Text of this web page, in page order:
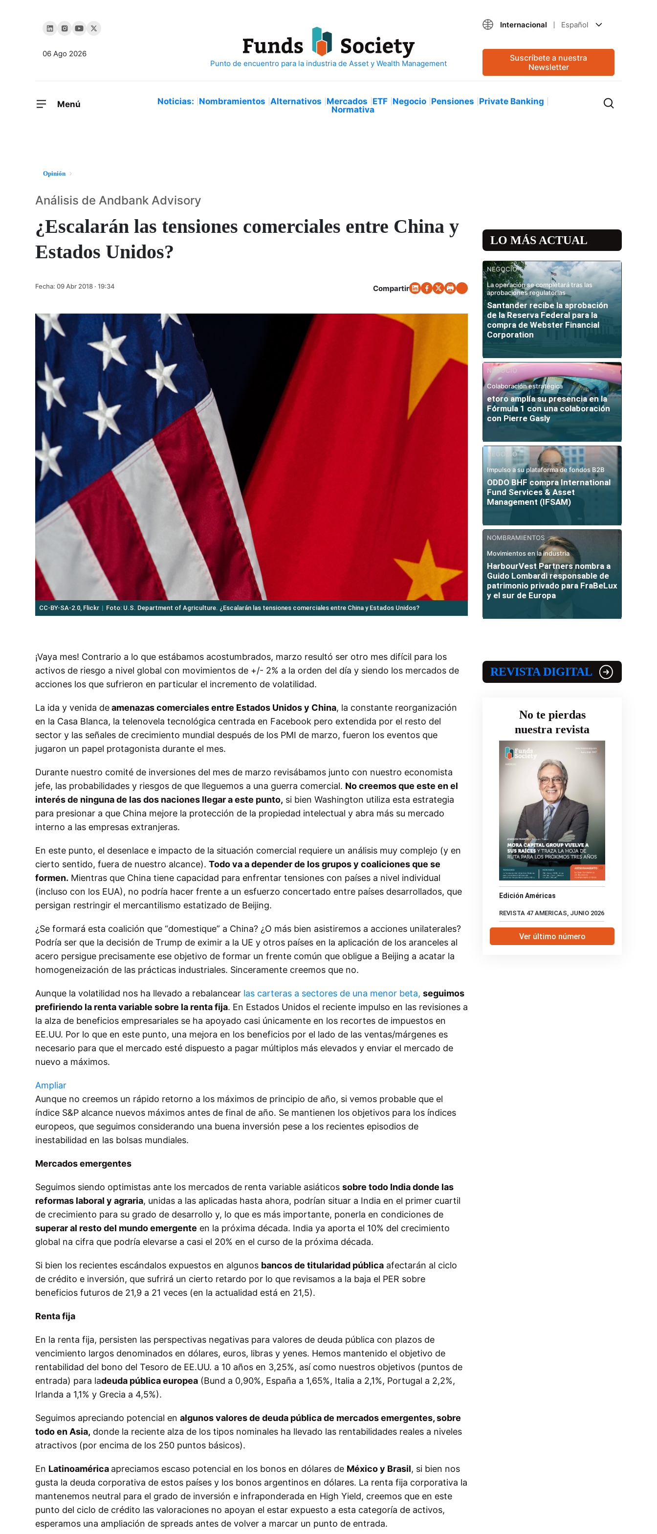
06 Ago 2026
Internacional Español
Suscríbete a nuestra
Newsletter
Menú Noticias: Nombramientos Alternativos Mercados ETF Negocio Pensiones Private Banking
Normativa
Opinión
¿Escalarán las tensiones comerciales entre China y
Estados Unidos?
Análisis de Andbank Advisory
Fecha: 09 Abr 2018 · 19:34 Compartir
CC-BY-SA-2.0, Flickr Foto: U.S. Department of Agriculture. ¿Escalarán las tensiones comerciales entre China y Estados Unidos?
¡Vaya mes! Contrario a lo que estábamos acostumbrados, marzo resultó ser otro mes difícil para los
activos de riesgo a nivel global con movimientos de +/- 2% a la orden del día y siendo los mercados de
acciones los que sufrieron en particular el incremento de volatilidad.
La ida y venida deamenazas comerciales entre Estados Unidos y China, la constante reorganización
en la Casa Blanca, la telenovela tecnológica centrada en Facebook pero extendida por el resto del
sector y las señales de crecimiento mundial después de los PMI de marzo, fueron los eventos que
jugaron un papel protagonista durante el mes.
Durante nuestro comité de inversiones del mes de marzo revisábamos junto con nuestro economista
jefe, las probabilidades y riesgos de que lleguemos a una guerra comercial. No creemos que este en el
interés de ninguna de las dos naciones llegar a este punto, si bien Washington utiliza esta estrategia
para presionar a que China mejore la protección de la propiedad intelectual y abra más su mercado
interno a las empresas extranjeras.
En este punto, el desenlace e impacto de la situación comercial requiere un análisis muy complejo (y en
cierto sentido, fuera de nuestro alcance). Todo va a depender de los grupos y coaliciones que se
formen. Mientras que China tiene capacidad para enfrentar tensiones con países a nivel individual
(incluso con los EUA), no podría hacer frente a un esfuerzo concertado entre países desarrollados, que
persigan restringir el mercantilismo estatizado de Beijing.
¿Se formará esta coalición que “domestique” a China? ¿O más bien asistiremos a acciones unilaterales?
Podría ser que la decisión de Trump de eximir a la UE y otros países en la aplicación de los aranceles al
acero persigue precisamente ese objetivo de formar un frente común que obligue a Beijing a acatar la
homogeneización de las prácticas industriales. Sinceramente creemos que no.
Aunque la volatilidad nos ha llevado a rebalancear las carteras a sectores de una menor beta, seguimos
prefiriendo la renta variable sobre la renta fija. En Estados Unidos el reciente impulso en las revisiones a
la alza de beneficios empresariales se ha apoyado casi únicamente en los recortes de impuestos en
EE.UU. Por lo que en este punto, una mejora en los beneficios por el lado de las ventas/márgenes es
necesario para que el mercado esté dispuesto a pagar múltiplos más elevados y enviar el mercado de
nuevo a máximos.
Ampliar
Aunque no creemos un rápido retorno a los máximos de principio de año, si vemos probable que el
índice S&P alcance nuevos máximos antes de final de año. Se mantienen los objetivos para los índices
europeos, que seguimos considerando una buena inversión pese a los recientes episodios de
inestabilidad en las bolsas mundiales.
Mercados emergentes
Seguimos siendo optimistas ante los mercados de renta variable asiáticos sobre todo India donde las
reformas laboral y agraria, unidas a las aplicadas hasta ahora, podrían situar a India en el primer cuartil
de crecimiento para su grado de desarrollo y, lo que es más importante, ponerla en condiciones de
superar al resto del mundo emergente en la próxima década. India ya aporta el 10% del crecimiento
global na cifra que podría elevarse a casi el 20% en el curso de la próxima década.
Si bien los recientes escándalos expuestos en algunos bancos de titularidad pública afectarán al ciclo
de crédito e inversión, que sufrirá un cierto retardo por lo que revisamos a la baja el PER sobre
beneficios futuros de 21,9 a 21 veces (en la actualidad está en 21,5).
Renta fija
En la renta fija, persisten las perspectivas negativas para valores de deuda pública con plazos de
vencimiento largos denominados en dólares, euros, libras y yenes. Hemos mantenido el objetivo de
rentabilidad del bono del Tesoro de EE.UU. a 10 años en 3,25%, así como nuestros objetivos (puntos de
entrada) para ladeuda pública europea (Bund a 0,90%, España a 1,65%, Italia a 2,1%, Portugal a 2,2%,
Irlanda a 1,1% y Grecia a 4,5%).
Seguimos apreciando potencial en algunos valores de deuda pública de mercados emergentes, sobre
todo en Asia, donde la reciente alza de los tipos nominales ha llevado las rentabilidades reales a niveles
atractivos (por encima de los 250 puntos básicos).
En Latinoamérica apreciamos escaso potencial en los bonos en dólares de México y Brasil, si bien nos
gusta la deuda corporativa de estos países y los bonos argentinos en dólares. La renta fija corporativa la
mantenemos neutral para el grado de inversión e infraponderada en High Yield, creemos que en este
punto del ciclo de crédito las valoraciones no apoyan el estar expuesto a esta categoría de activos,
esperamos una ampliación de spreads antes de volver a marcar un punto de entrada.
LO MÁS ACTUAL
NEGOCIO
La operación se completará tras las
aprobaciones regulatorias
Santander recibe la aprobación
de la Reserva Federal para la
compra de Webster Financial
Corporation
NEGOCIO
Colaboración estratégica
etoro amplía su presencia en la
Fórmula 1 con una colaboración
con Pierre Gasly
NEGOCIO
Impulso a su plataforma de fondos B2B
ODDO BHF compra International
Fund Services & Asset
Management (IFSAM)
NOMBRAMIENTOS
Movimientos en la industria
HarbourVest Partners nombra a
Guido Lombardi responsable de
patrimonio privado para FraBeLux
y el sur de Europa
REVISTA DIGITAL
No te pierdas
nuestra revista
Edición Américas
REVISTA 47 AMERICAS, JUNIO 2026
Ver último número